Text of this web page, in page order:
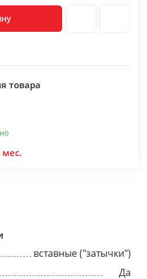
товара
мес.
вставные ("затычки")
Да